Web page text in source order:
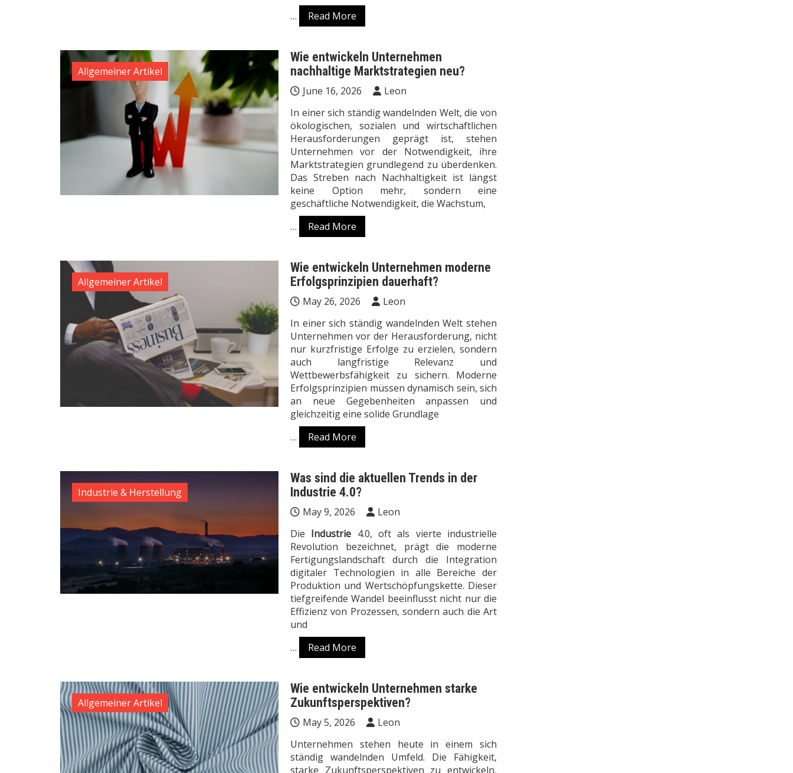
…
Read More
Allgemeiner Artikel
Wie entwickeln Unternehmen
nachhaltige Marktstrategien neu?
June 16, 2026
Leon
In einer sich ständig wandelnden Welt, die von
ökologischen, sozialen und wirtschaftlichen
Herausforderungen geprägt ist, stehen
Unternehmen vor der Notwendigkeit, ihre
Marktstrategien grundlegend zu überdenken.
Das Streben nach Nachhaltigkeit ist längst
keine Option mehr, sondern eine
geschäftliche Notwendigkeit, die Wachstum,
…
Read More
Allgemeiner Artikel
Wie entwickeln Unternehmen moderne
Erfolgsprinzipien dauerhaft?
May 26, 2026
Leon
In einer sich ständig wandelnden Welt stehen
Unternehmen vor der Herausforderung, nicht
nur kurzfristige Erfolge zu erzielen, sondern
auch langfristige Relevanz und
Wettbewerbsfähigkeit zu sichern. Moderne
Erfolgsprinzipien müssen dynamisch sein, sich
an neue Gegebenheiten anpassen und
gleichzeitig eine solide Grundlage
…
Read More
Industrie & Herstellung
Was sind die aktuellen Trends in der
Industrie 4.0?
May 9, 2026
Leon
Die Industrie 4.0, oft als vierte industrielle
Revolution bezeichnet, prägt die moderne
Fertigungslandschaft durch die Integration
digitaler Technologien in alle Bereiche der
Produktion und Wertschöpfungskette. Dieser
tiefgreifende Wandel beeinflusst nicht nur die
Effizienz von Prozessen, sondern auch die Art
und
…
Read More
Allgemeiner Artikel
Wie entwickeln Unternehmen starke
Zukunftsperspektiven?
May 5, 2026
Leon
Unternehmen stehen heute in einem sich
ständig wandelnden Umfeld. Die Fähigkeit,
starke Zukunftsperspektiven zu entwickeln,